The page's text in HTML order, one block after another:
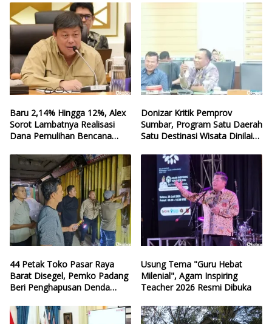
Baru 2,14% Hingga 12%, Alex
Sorot Lambatnya Realisasi
Dana Pemulihan Bencana
Donizar Kritik Pemprov
Sumbar, Program Satu Daerah
Satu Destinasi Wisata Dinilai
44 Petak Toko Pasar Raya
Barat Disegel, Pemko Padang
Beri Penghapusan Denda
Usung Tema "Guru Hebat
Milenial", Agam Inspiring
Teacher 2026 Resmi Dibuka